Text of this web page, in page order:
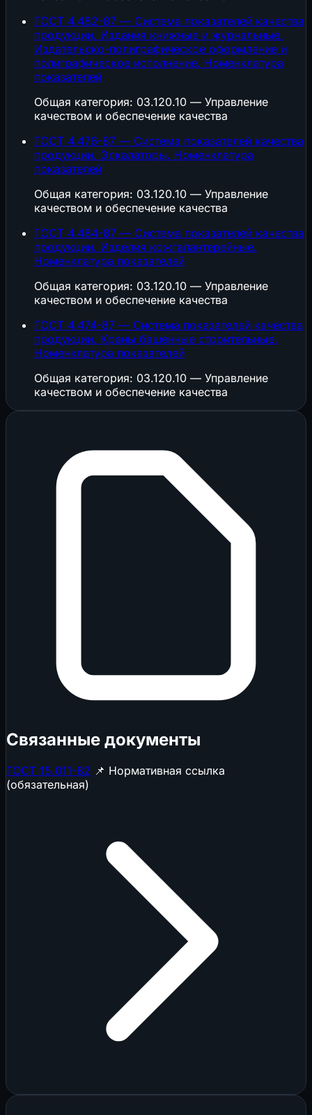
ГОСТ 4.482-87 — Система показателей качества
продукции. Издания книжные и журнальные.
Издательско-полиграфическое оформление и
полиграфическое исполнение. Номенклатура
показателей
Общая категория: 03.120.10 — Управление
качеством и обеспечение качества
ГОСТ 4.476-87 — Система показателей качества
продукции. Эскалаторы. Номенклатура
показателей
Общая категория: 03.120.10 — Управление
качеством и обеспечение качества
ГОСТ 4.484-87 — Система показателей качества
продукции. Изделия кожгалантерейные.
Номенклатура показателей
Общая категория: 03.120.10 — Управление
качеством и обеспечение качества
ГОСТ 4.474-87 — Система показателей качества
продукции. Краны башенные строительные.
Номенклатура показателей
Общая категория: 03.120.10 — Управление
качеством и обеспечение качества
Связанные документы
ГОСТ 15.011-82 📌 Нормативная ссылка
(обязательная)